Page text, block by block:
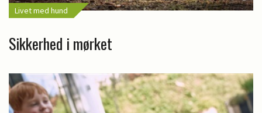
Livet med hund
Sikkerhed i mørket